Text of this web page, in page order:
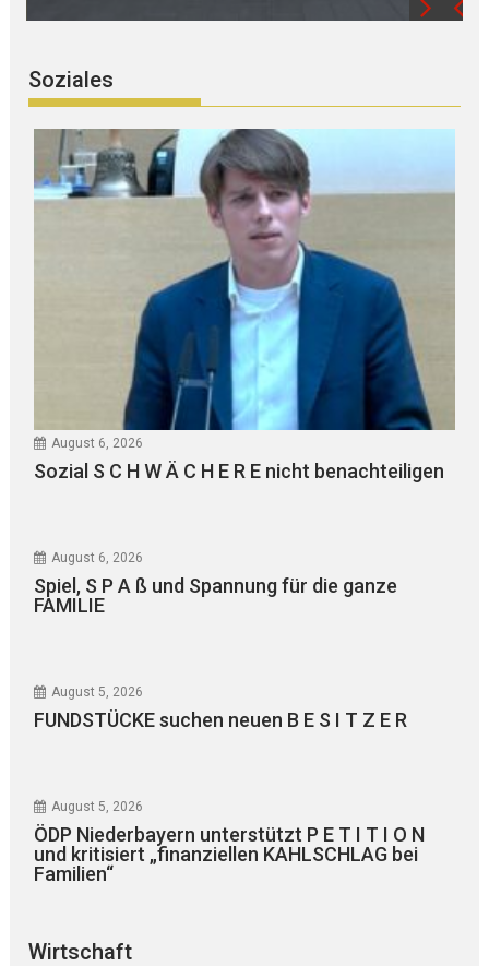
Soziales
August 6, 2026
Sozial S C H W Ä C H E R E nicht benachteiligen
August 6, 2026
Spiel, S P A ß und Spannung für die ganze
FAMILIE
August 5, 2026
FUNDSTÜCKE suchen neuen B E S I T Z E R
August 5, 2026
ÖDP Niederbayern unterstützt P E T I T I O N
und kritisiert „finanziellen KAHLSCHLAG bei
Familien“
Wirtschaft